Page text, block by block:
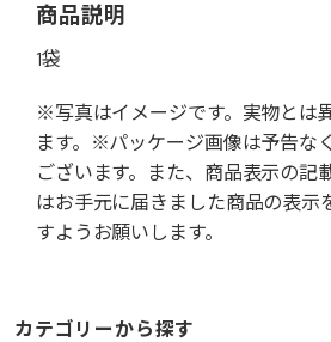
商品説明
1袋
※写真はイメージです。実物とは
ます。※パッケージ画像は予告な
ございます。また、商品表示の記
はお手元に届きました商品の表示
すようお願いします。
カテゴリーから探す